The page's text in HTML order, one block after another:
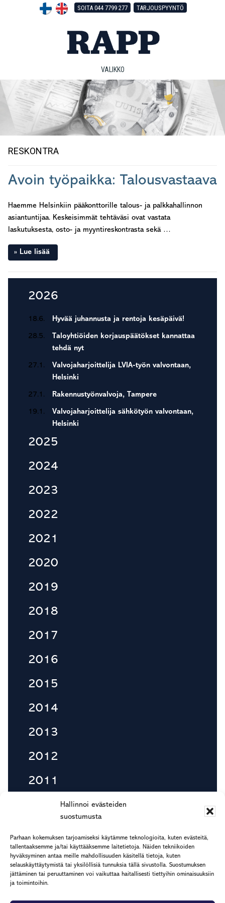
Hallinnoi evästeiden
suostumusta
Parhaan kokemuksen tarjoamiseksi käytämme teknologioita, kuten evästeitä,
tallentaaksemme ja/tai käyttääksemme laitetietoja. Näiden tekniikoiden
hyväksyminen antaa meille mahdollisuuden käsitellä tietoja, kuten
selauskäyttäytymistä tai yksilöllisiä tunnuksia tällä sivustolla. Suostumuksen
jättäminen tai peruuttaminen voi vaikuttaa haitallisesti tiettyihin ominaisuuksiin
ja toimintoihin.
SOITA 044 7799 277 TARJOUSPYYNTÖ
VALIKKO
RESKONTRA
Avoin työpaikka: Talousvastaava
Haemme Helsinkiin pääkonttorille talous- ja palkkahallinnon
asiantuntijaa. Keskeisimmät tehtäväsi ovat vastata
laskutuksesta, osto- ja myyntireskontrasta sekä …
Lue lisää
Ensisijainen
sivupalkki
2026
18.6. Hyvää juhannusta ja rentoja kesäpäivä!
28.5.
Taloyhtiöiden korjauspäätökset kannattaa
tehdä nyt
27.1.
Valvojaharjoittelija LVIA-työn valvontaan,
Helsinki
27.1. Rakennustyönvalvoja, Tampere
19.1.
Valvojaharjoittelija sähkötyön valvontaan,
Helsinki
2025
2024
2023
2022
2021
2020
2019
2018
2017
2016
2015
2014
2013
2012
2011
Footer
etu.suku@rapp.fi
puh. 044 7799 277
Rekisteri- ja tietosuojaseloste